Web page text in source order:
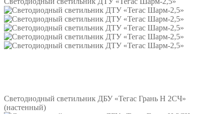
Светодиодный светильник ДБУ «Тегас Грань Н 2СЧ»
(настенный)